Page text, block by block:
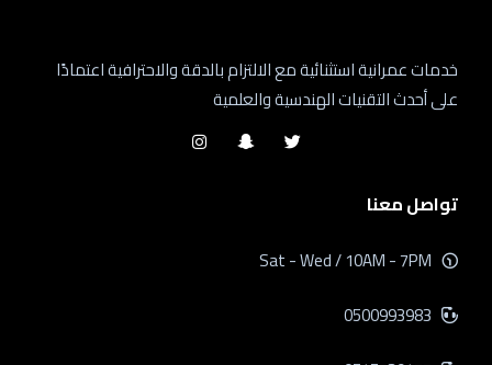
خدمات عمرانية استثنائية مع الالتزام بالدقة والاحترافية اعتمادًا
على أحدث التقنيات الهندسية والعلمية
تواصل معنا